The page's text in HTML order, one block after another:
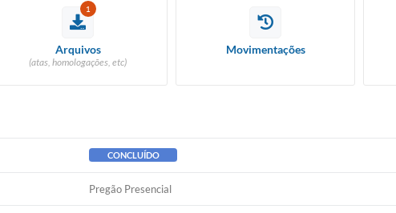
1
Arquivos
(atas, homologações, etc)
Movimentações
CONCLUÍDO
Pregão Presencial